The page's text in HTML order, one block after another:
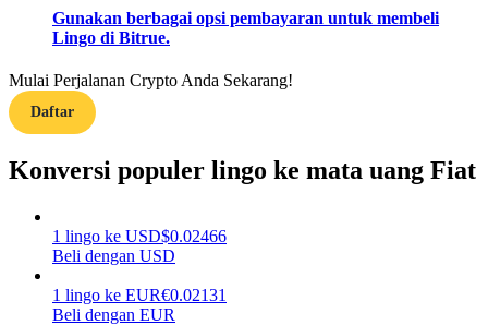
Pelajari cara untuk tetap menghasilkan keuntungan
Menghasilkan
Gunakan berbagai opsi pembayaran untuk membeli
Lingo di Bitrue.
Mulai Perjalanan Crypto Anda Sekarang!
Daftar
Konversi populer lingo ke mata uang Fiat
1 lingo ke USD$0.02466
Beli dengan USD
1 lingo ke EUR€0.02131
Beli dengan EUR